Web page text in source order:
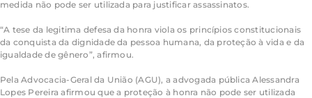
medida não pode ser utilizada para justificar assassinatos.
“A tese da legitima defesa da honra viola os princípios constitucionais
da conquista da dignidade da pessoa humana, da proteção à vida e da
igualdade de gênero”, afirmou.
Pela Advocacia-Geral da União (AGU), a advogada pública Alessandra
Lopes Pereira afirmou que a proteção à honra não pode ser utilizada